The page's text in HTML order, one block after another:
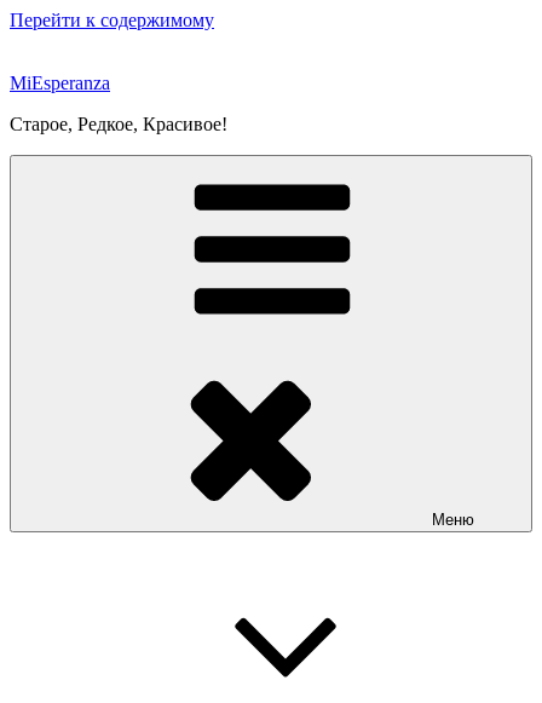
Перейти к содержимому
MiEsperanza
Старое, Редкое, Красивое!
Меню